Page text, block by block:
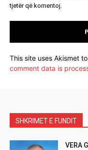
tjetër që komentoj.
This site uses Akismet
comment data is
SHKRIMET E FUNDIT
VERA